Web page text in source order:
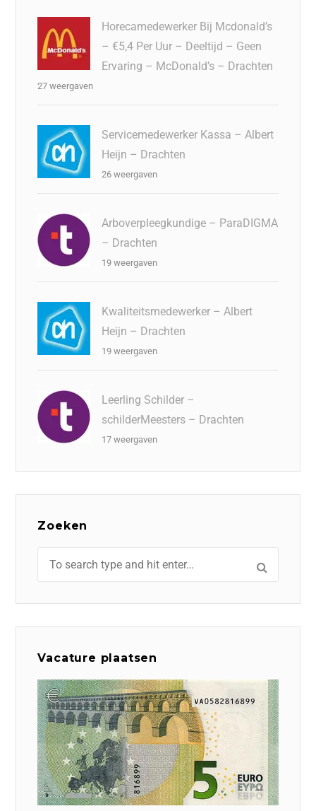
Horecamedewerker Bij Mcdonald’s
– €5,4 Per Uur – Deeltijd – Geen
Ervaring – McDonald’s – Drachten
27 weergaven
Servicemedewerker Kassa – Albert
Heijn – Drachten
26 weergaven
Arboverpleegkundige – ParaDIGMA
– Drachten
19 weergaven
Kwaliteitsmedewerker – Albert
Heijn – Drachten
19 weergaven
Leerling Schilder –
schilderMeesters – Drachten
17 weergaven
Zoeken
Vacature plaatsen